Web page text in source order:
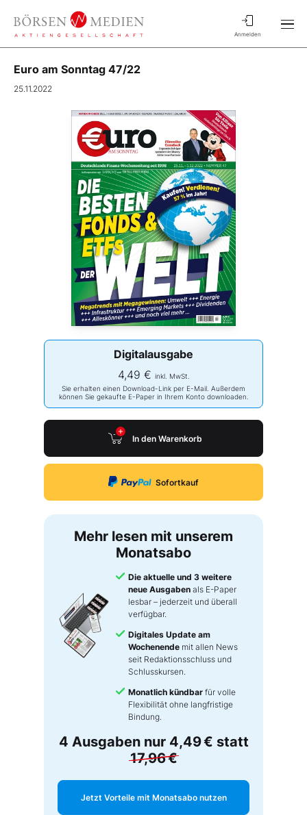
Anmelden
Euro am Sonntag 47/22
25.11.2022
Digitalausgabe
4,49 € inkl. MwSt.
Sie erhalten einen Download-Link per E-Mail. Außerdem
können Sie gekaufte E-Paper in Ihrem Konto downloaden.
In den Warenkorb
Sofortkauf
Mehr lesen mit unserem
Monatsabo
Die aktuelle und 3 weitere
neue Ausgaben als E-Paper
lesbar – jederzeit und überall
verfügbar.
Digitales Update am
Wochenende mit allen News
seit Redaktionsschluss und
Schlusskursen.
Monatlich kündbar für volle
Flexibilität ohne langfristige
Bindung.
4 Ausgaben nur 4,49 € statt
17,96 €
Jetzt Vorteile mit Monatsabo nutzen